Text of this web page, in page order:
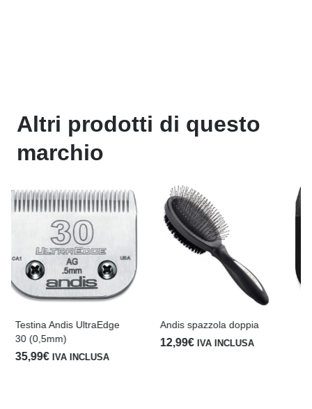
Altri prodotti di questo
marchio
Andis spazzola doppia
12,99€ IVA INCLUSA
Testina Andis UltraEdge
30 (0,5mm) GATTO